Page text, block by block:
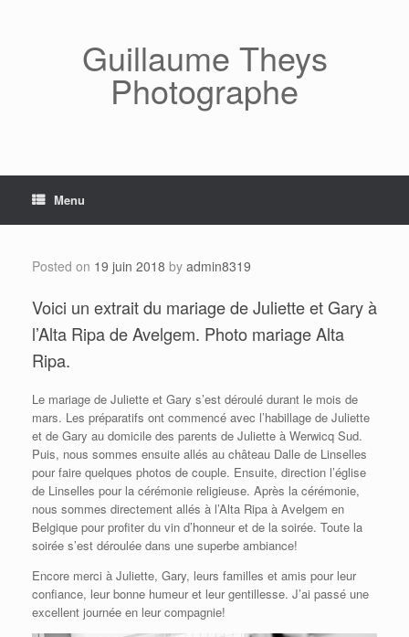
Guillaume Theys
Photographe
Menu
Posted on 19 juin 2018 by admin8319
Voici un extrait du mariage de Juliette et Gary à
l’Alta Ripa de Avelgem. Photo mariage Alta
Ripa.
Le mariage de Juliette et Gary s’est déroulé durant le mois de
mars. Les préparatifs ont commencé avec l’habillage de Juliette
et de Gary au domicile des parents de Juliette à Werwicq Sud.
Puis, nous sommes ensuite allés au château Dalle de Linselles
pour faire quelques photos de couple. Ensuite, direction l’église
de Linselles pour la cérémonie religieuse. Après la cérémonie,
nous sommes directement allés à l’Alta Ripa à Avelgem en
Belgique pour profiter du vin d’honneur et de la soirée. Toute la
soirée s’est déroulée dans une superbe ambiance!
Encore merci à Juliette, Gary, leurs familles et amis pour leur
confiance, leur bonne humeur et leur gentillesse. J’ai passé une
excellent journée en leur compagnie!